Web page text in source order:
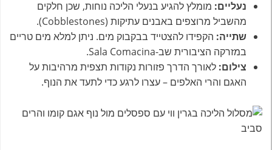
נעליים: מומלץ להגיע בנעלי הליכה נוחות, שכן חלקים
מהשביל מרוצפים באבנים עתיקות (Cobblestones).
שתייה: הקפידו להצטייד בבקבוק מים. ניתן למלא מים טריים
במזרקה הציבורית שב-Sala Comacina.
צילום: לאורך הדרך פזורות נקודות תצפית מרהיבות על
האגם והרי האלפים – עצרו לרגע כדי לתעד את הנוף.